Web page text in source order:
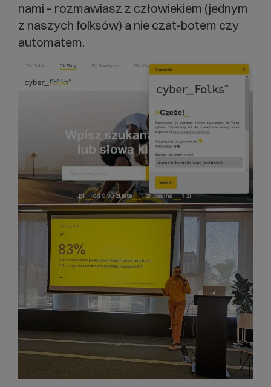
nami – rozmawiasz z człowiekiem (jednym
z naszych folksów) a nie czat-botem czy
automatem.